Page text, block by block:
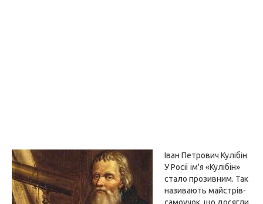
Іван Петрович Кулібін
У Росії ім'я «Кулібін»
стало прозивним. Так
називають майстрів-